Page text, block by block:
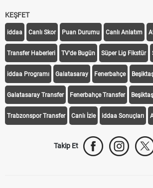
KEŞFET
iddaa Canlı Skor Puan Durumu Canlı Anlatım
Transfer Haberleri TV'de Bugün Süper Lig Fikstür
iddaa Programı Galatasaray Fenerbahçe
Galatasaray Transfer Fenerbahçe Transfer
Trabzonspor Transfer Canlı İzle iddaa Sonuçları
Takip Et